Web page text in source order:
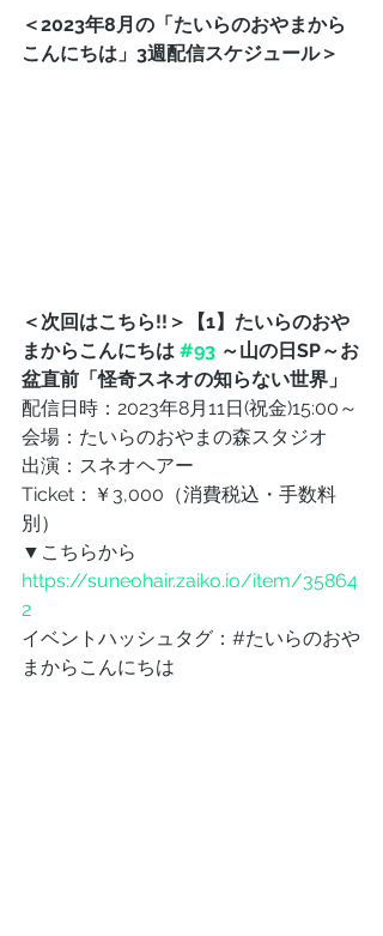
＜2023年8月の「たいらのおやまから
こんにちは」3週配信スケジュール＞
＜次回はこちら!!＞【1】たいらのおや
まからこんにちは #93 ～山の日SP～お
盆直前「怪奇スネオの知らない世界」
配信日時：2023年8月11日(祝金)15:00～
会場：たいらのおやまの森スタジオ
出演：スネオヘアー
Ticket：￥3,000（消費税込・手数料
別）
▼こちらから
https://suneohair.zaiko.io/item/35864
2
イベントハッシュタグ：#たいらのおや
まからこんにちは